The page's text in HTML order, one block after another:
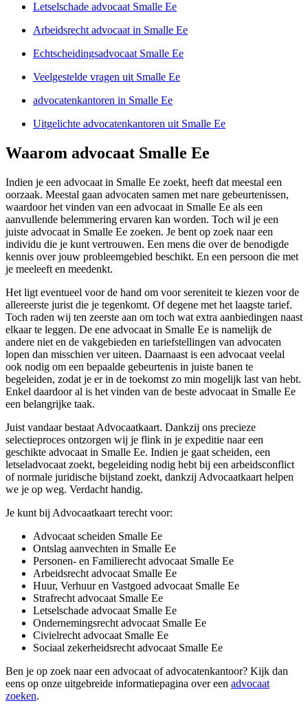
Letselschade advocaat Smalle Ee
Arbeidsrecht advocaat in Smalle Ee
Echtscheidingsadvocaat Smalle Ee
Veelgestelde vragen uit Smalle Ee
advocatenkantoren in Smalle Ee
Uitgelichte advocatenkantoren uit Smalle Ee
Waarom advocaat Smalle Ee
Indien je een advocaat in Smalle Ee zoekt, heeft dat meestal een
oorzaak. Meestal gaan advocaten samen met nare gebeurtenissen,
waardoor het vinden van een advocaat in Smalle Ee als een
aanvullende belemmering ervaren kan worden. Toch wil je een
juiste advocaat in Smalle Ee zoeken. Je bent op zoek naar een
individu die je kunt vertrouwen. Een mens die over de benodigde
kennis over jouw probleemgebied beschikt. En een persoon die met
je meeleeft en meedenkt.
Het ligt eventueel voor de hand om voor sereniteit te kiezen voor de
allereerste jurist die je tegenkomt. Of degene met het laagste tarief.
Toch raden wij ten zeerste aan om toch wat extra aanbiedingen naast
elkaar te leggen. De ene advocaat in Smalle Ee is namelijk de
andere niet en de vakgebieden en tariefstellingen van advocaten
lopen dan misschien ver uiteen. Daarnaast is een advocaat veelal
ook nodig om een bepaalde gebeurtenis in juiste banen te
begeleiden, zodat je er in de toekomst zo min mogelijk last van hebt.
Enkel daardoor al is het vinden van de beste advocaat in Smalle Ee
een belangrijke taak.
Juist vandaar bestaat Advocaatkaart. Dankzij ons precieze
selectieproces ontzorgen wij je flink in je expeditie naar een
geschikte advocaat in Smalle Ee. Indien je gaat scheiden, een
letseladvocaat zoekt, begeleiding nodig hebt bij een arbeidsconflict
of normale juridische bijstand zoekt, dankzij Advocaatkaart helpen
we je op weg. Verdacht handig.
Je kunt bij Advocaatkaart terecht voor:
Advocaat scheiden Smalle Ee
Ontslag aanvechten in Smalle Ee
Personen- en Familierecht advocaat Smalle Ee
Arbeidsrecht advocaat Smalle Ee
Huur, Verhuur en Vastgoed advocaat Smalle Ee
Strafrecht advocaat Smalle Ee
Letselschade advocaat Smalle Ee
Ondernemingsrecht advocaat Smalle Ee
Civielrecht advocaat Smalle Ee
Sociaal zekerheidsrecht advocaat Smalle Ee
Ben je op zoek naar een advocaat of advocatenkantoor? Kijk dan
eens op onze uitgebreide informatiepagina over een advocaat
zoeken.